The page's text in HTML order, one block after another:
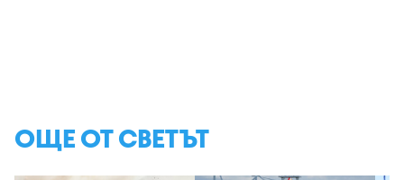
ОЩЕ ОТ СВЕТЪТ